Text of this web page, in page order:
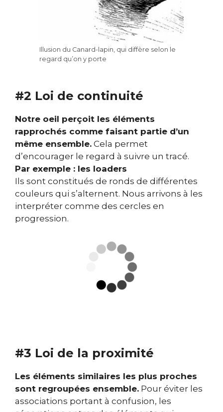
Illusion du Canard-lapin, qui diffère selon le
regard qu’on y porte
#2 Loi de continuité
Notre oeil perçoit les éléments
rapprochés comme faisant partie d’un
même ensemble. Cela permet
d’encourager le regard à suivre un tracé.
Par exemple : les loaders
Ils sont constitués de ronds de différentes
couleurs qui s’alternent. Nous arrivons à les
interpréter comme des cercles en
progression.
#3 Loi de la proximité
Les éléments similaires les plus proches
sont regroupées ensemble. Pour éviter les
associations portant à confusion, les